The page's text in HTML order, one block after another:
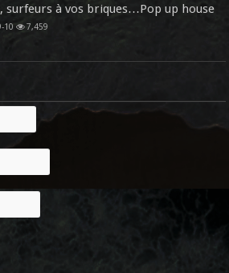
surfeurs à vos briques…Pop up house
10 7,459